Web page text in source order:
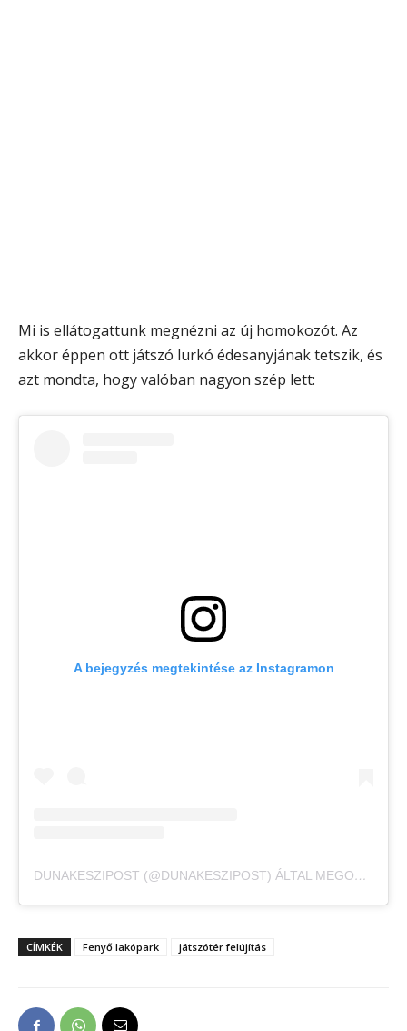
Mi is ellátogattunk megnézni az új homokozót. Az
akkor éppen ott játszó lurkó édesanyjának tetszik, és
azt mondta, hogy valóban nagyon szép lett:
A bejegyzés megtekintése az Instagramon
DUNAKESZIPOST (@DUNAKESZIPOST) ÁLTAL MEGOSZTOTT BEJEGYZÉS
CÍMKÉK Fenyő lakópark játszótér felújítás